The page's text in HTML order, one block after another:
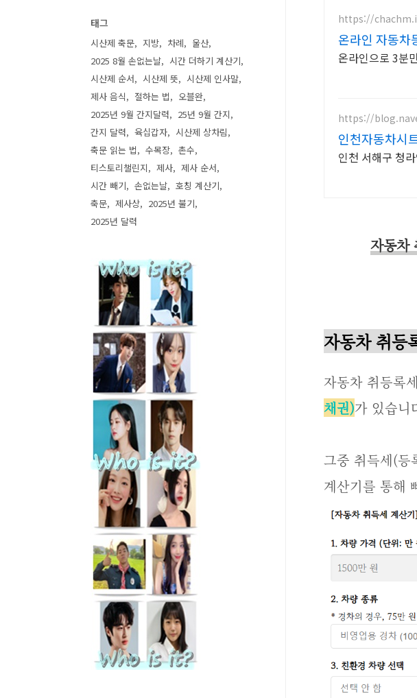
https://
온라인 자동차
온라인으로 3분
https://
인천자동차시
인천 서해구 청
자동차
자동차 취등
자동차 취등록
채권)가 있습니
그중 취득세(등
계산기를 통해
태그
시산제 축문 지방 차례
울산
2025 8월 손없는날
시간 더하기 계산기
시산제 순서
시산제 뜻
시산제 인사말
제사 음식
절하는 법
오블완
2025년 9월 간지달력
25년 9월 간지
간지 달력
육십갑자
시산제 상차림
축문 읽는 법
수목장
촌수
티스토리챌린지
제사
제사 순서
시간 빼기
손없는날
호칭 계산기
축문
제사상
2025년 불기
2025년 달력